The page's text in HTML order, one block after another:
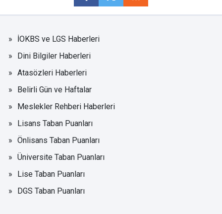
İOKBS ve LGS Haberleri
Dini Bilgiler Haberleri
Atasözleri Haberleri
Belirli Gün ve Haftalar
Meslekler Rehberi Haberleri
Lisans Taban Puanları
Önlisans Taban Puanları
Üniversite Taban Puanları
Lise Taban Puanları
DGS Taban Puanları